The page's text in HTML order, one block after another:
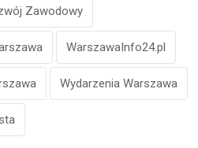
Zawodowy
WarszawaInfo24.pl
Wydarzenia Warszawa